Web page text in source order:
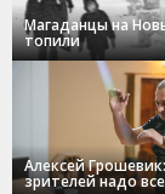
Магаданцы на
топили
Алексей
зрителей надо